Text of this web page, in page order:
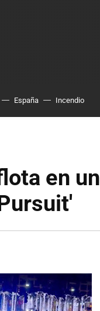
España Incendio
en un